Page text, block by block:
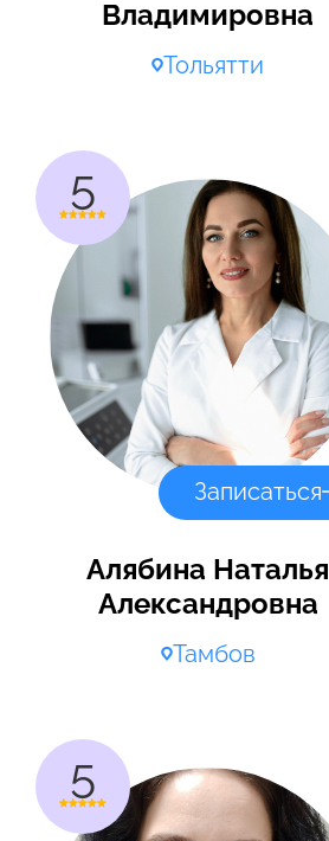
Владимировна
Тольятти
5
Записаться
Алябина Наталья
Александровна
Тамбов
5